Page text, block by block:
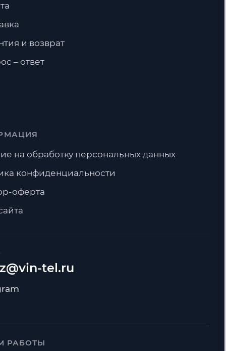
tel.ru
РАБОТЫ
и возврат
– ответ
на обработку персональных данных
конфиденциальности
оферта